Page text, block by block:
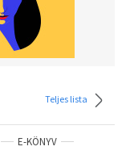
Teljes lista
E-KÖNYV